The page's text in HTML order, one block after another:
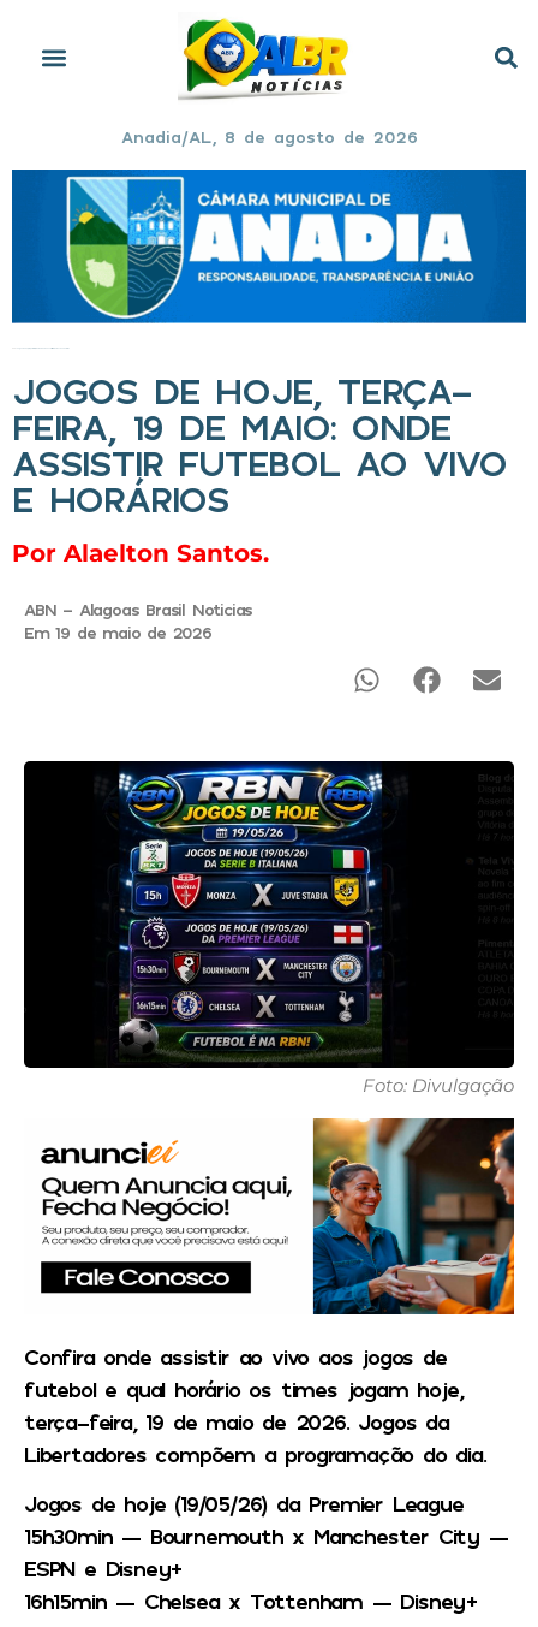
Anadia/AL, 8 de agosto de 2026
JOGOS DE HOJE, TERÇA-
FEIRA, 19 DE MAIO: ONDE
ASSISTIR FUTEBOL AO VIVO
E HORÁRIOS
Por Alaelton Santos.
ABN - Alagoas Brasil Noticias
Em 19 de maio de 2026
Foto: Divulgação
Confira onde assistir ao vivo aos jogos de
futebol e qual horário os times jogam hoje,
terça-feira, 19 de maio de 2026. Jogos da
Libertadores compõem a programação do dia.
Jogos de hoje (19/05/26) da Premier League
15h30min — Bournemouth x Manchester City —
ESPN e Disney+
16h15min — Chelsea x Tottenham — Disney+